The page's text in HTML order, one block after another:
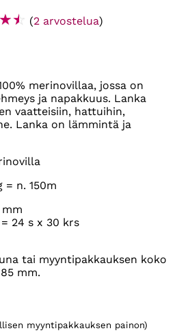
☆☆ (2 arvostelua)
merinovillaa, jossa on
ja napakkuus. Lanka
vaatteisiin, hattuihin,
Lanka on lämmintä ja
= n. 150m
24 s x 30 krs
tai myyntipakkauksen koko
mm.
myyntipakkauksen painon)